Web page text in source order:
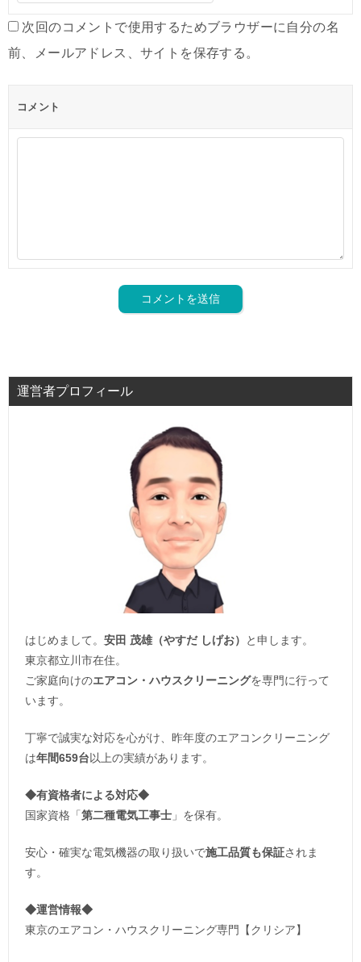
次回のコメントで使用するためブラウザーに自分の名
前、メールアドレス、サイトを保存する。
コメント
運営者プロフィール
はじめまして。 安田 茂雄（やすだ しげお）
と申します。
東京都立川市在住。
ご家庭向けのエアコン・ハウスクリーニングを専門に行って
います。
丁寧で誠実な対応を心がけ、昨年度のエアコンクリーニング
は年間659台以上の実績があります。
◆有資格者による対応◆
国家資格「第二種電気工事士 」を保有。
安心・確実な電気機器の取り扱いで施工品質も保証されま
す。
◆運営情報◆
東京のエアコン・ハウスクリーニング専門【クリシア】